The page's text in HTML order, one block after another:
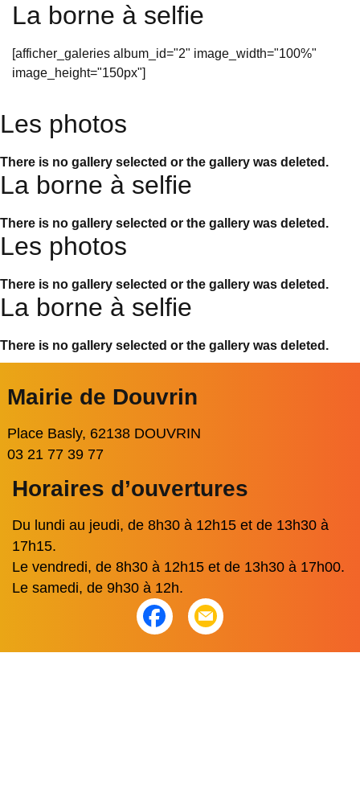
La borne à selfie
[afficher_galeries album_id="2" image_width="100%"
image_height="150px"]
Les photos
There is no gallery selected or the gallery was deleted.
La borne à selfie
There is no gallery selected or the gallery was deleted.
Les photos
There is no gallery selected or the gallery was deleted.
La borne à selfie
There is no gallery selected or the gallery was deleted.
Mairie de Douvrin
Place Basly, 62138 DOUVRIN
03 21 77 39 77
Horaires d’ouvertures
Du lundi au jeudi, de 8h30 à 12h15 et de 13h30 à
17h15.
Le vendredi, de 8h30 à 12h15 et de 13h30 à 17h00.
Le samedi, de 9h30 à 12h.